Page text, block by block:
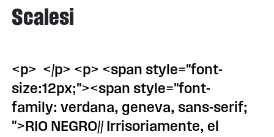
Scalesi
<p> </p> <p> <span style="font-
size:12px;"><span style="font-
family: verdana, geneva, sans-serif;
">RIO NEGRO// Irrisoriamente, el